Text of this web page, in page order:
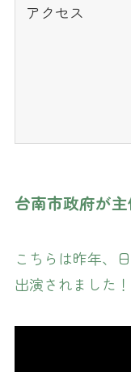
アクセス
台南市政府が
こちらは昨年、
出演されました！